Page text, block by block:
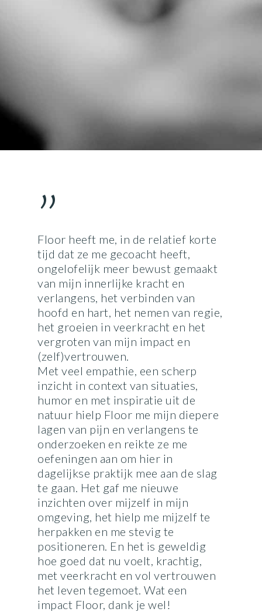
”
Floor heeft me, in de relatief korte
tijd dat ze me gecoacht heeft,
ongelofelijk meer bewust gemaakt
van mijn innerlijke kracht en
verlangens, het verbinden van
hoofd en hart, het nemen van regie,
het groeien in veerkracht en het
vergroten van mijn impact en
(zelf)vertrouwen.
Met veel empathie, een scherp
inzicht in context van situaties,
humor en met inspiratie uit de
natuur hielp Floor me mijn diepere
lagen van pijn en verlangens te
onderzoeken en reikte ze me
oefeningen aan om hier in
dagelijkse praktijk mee aan de slag
te gaan. Het gaf me nieuwe
inzichten over mijzelf in mijn
omgeving, het hielp me mijzelf te
herpakken en me stevig te
positioneren. En het is geweldig
hoe goed dat nu voelt, krachtig,
met veerkracht en vol vertrouwen
het leven tegemoet. Wat een
impact Floor, dank je wel!